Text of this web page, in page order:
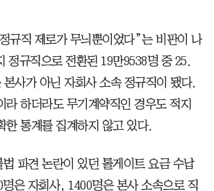
규직 제로가 무늬뿐이었다”는 비판이 나
정규직으로 전환된 19만9538명 중 25.
사가 아닌 자회사 소속 정규직이 됐다.
라 하더라도 무기계약직인 경우도 적지
한 통계를 집계하지 않고 있다.
파견 논란이 있던 톨게이트 요금 수납
은 자회사, 1400명은 본사 소속으로 직